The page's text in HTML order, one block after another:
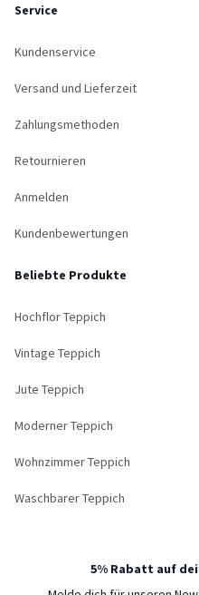
Service
Kundenservice
Versand und Lieferzeit
Zahlungsmethoden
Retournieren
Anmelden
Kundenbewertungen
Beliebte Produkte
Hochflor Teppich
Vintage Teppich
Jute Teppich
Moderner Teppich
Wohnzimmer Teppich
Waschbarer Teppich
5% Rabatt auf